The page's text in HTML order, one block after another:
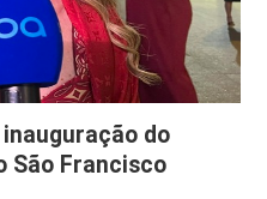
inauguração do
São Francisco